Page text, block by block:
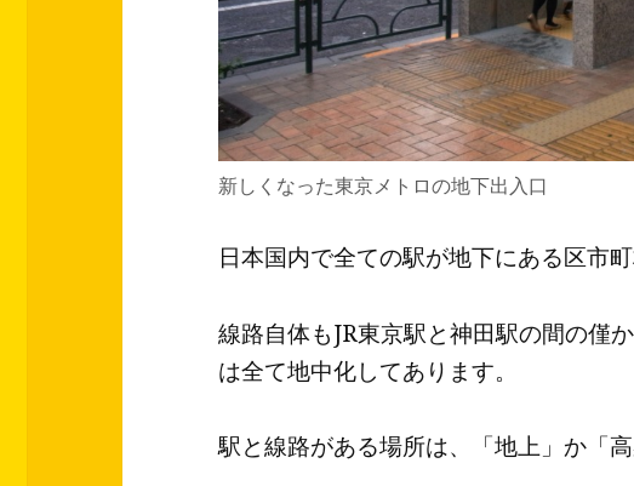
新しくなった東京メトロの地下出入口
日本国内で全ての駅が地下にある区市
線路自体もJR東京駅と神田駅の間の僅
は全て地中化してあります。
駅と線路がある場所は、「地上」か「